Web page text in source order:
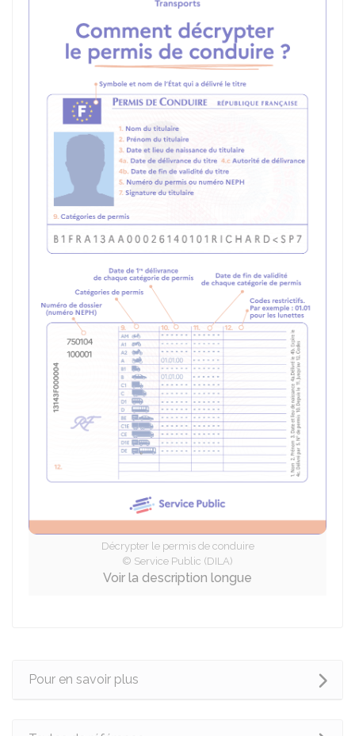
Décrypter le permis de conduire
© Service Public (DILA)
Voir la description longue
Pour en savoir plus